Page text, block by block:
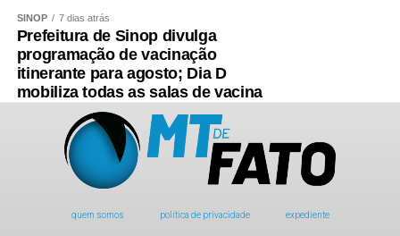
SINOP 7 dias atrás
Prefeitura de Sinop divulga
programação de vacinação
itinerante para agosto; Dia D
mobiliza todas as salas de vacina
quem somos política de privacidade expediente